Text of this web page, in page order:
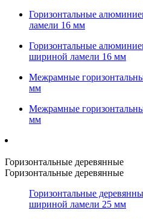
Горизонтальные
ламели 16 мм
Горизонтальные
шириной ламели 16 мм
Межрамные
мм
Межрамные
мм
Горизонтальные деревянные
Горизонтальные деревянные
Горизонтальные
шириной ламели 25 мм